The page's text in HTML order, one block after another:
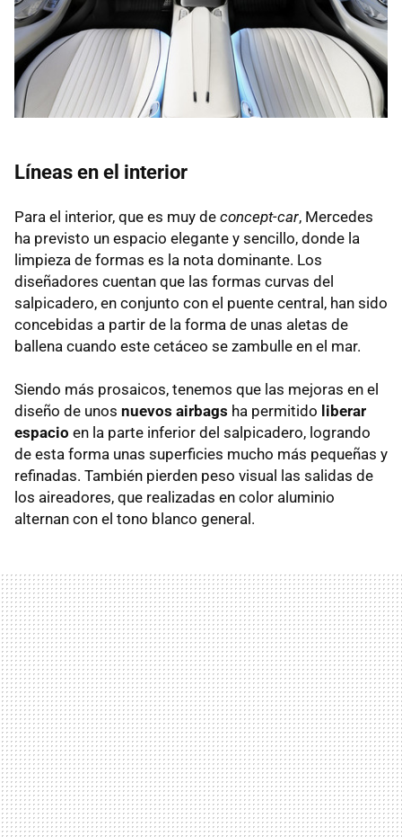
Líneas en el interior
Para el interior, que es muy de concept-car, Mercedes
ha previsto un espacio elegante y sencillo, donde la
limpieza de formas es la nota dominante. Los
diseñadores cuentan que las formas curvas del
salpicadero, en conjunto con el puente central, han sido
concebidas a partir de la forma de unas aletas de
ballena cuando este cetáceo se zambulle en el mar.
Siendo más prosaicos, tenemos que las mejoras en el
diseño de unos nuevos airbags ha permitido liberar
espacio en la parte inferior del salpicadero, logrando
de esta forma unas superficies mucho más pequeñas y
refinadas. También pierden peso visual las salidas de
los aireadores, que realizadas en color aluminio
alternan con el tono blanco general.